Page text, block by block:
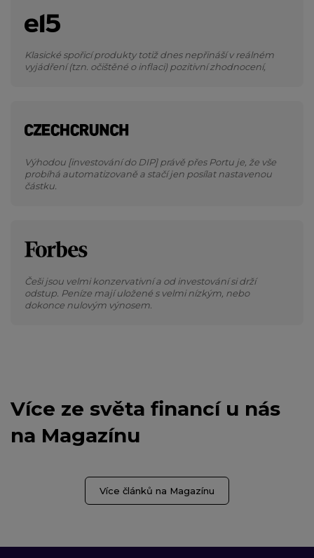
Klasické spořicí produkty totiž dnes nepřináší v reálném
vyjádření (tzn. očištěné o inflaci) pozitivní zhodnocení,
Výhodou [investování do DIP] právě přes Portu je, že vše
probíhá automatizovaně a stačí jen posílat nastavenou
částku.
Češi jsou velmi konzervativní a od investování si drží
odstup. Peníze mají uložené s velmi nízkým, nebo
dokonce nulovým výnosem.
Více ze světa financí u nás
na Magazínu
Více článků na Magazínu